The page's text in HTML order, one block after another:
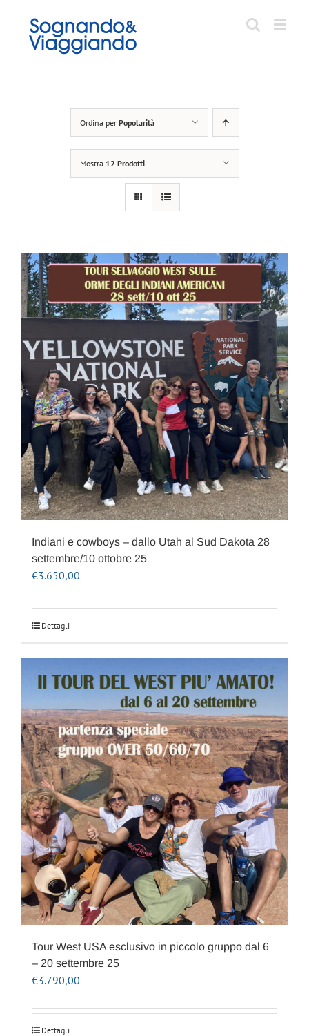
contenuto
Ordina per Popolarità
Mostra 12 Prodotti
Indiani e cowboys – dallo Utah al Sud Dakota 28
settembre/10 ottobre 25
€3.650,00
Dettagli
Tour West USA esclusivo in piccolo gruppo dal 6
– 20 settembre 25
€3.790,00
Dettagli